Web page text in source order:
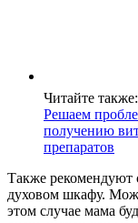
Читайте также:
Решаем
получению
препаратов
Также рекомендуют
духовом шкафу.
этом случае мама